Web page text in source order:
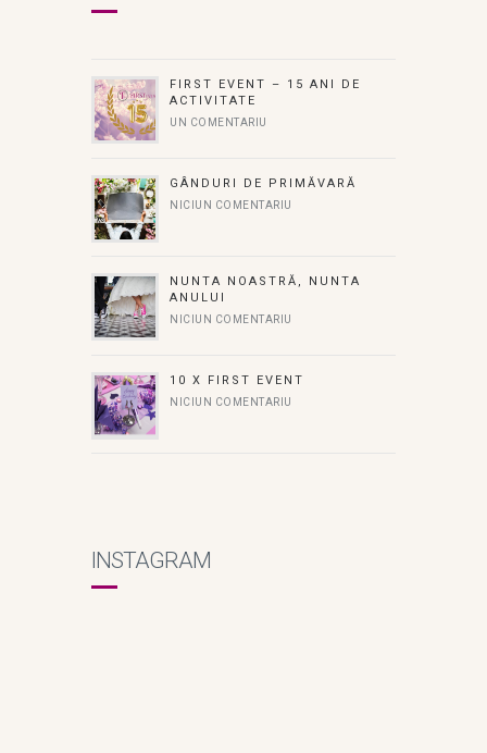
FIRST EVENT – 15 ANI DE
ACTIVITATE
UN COMENTARIU
GÂNDURI DE PRIMĂVARĂ
NICIUN COMENTARIU
NUNTA NOASTRĂ, NUNTA
ANULUI
NICIUN COMENTARIU
10 X FIRST EVENT
NICIUN COMENTARIU
INSTAGRAM